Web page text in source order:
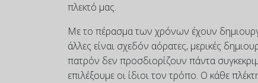
πλεκτό μας.
Με το πέρασμα των χρόνων έχουν
άλλες είναι σχεδόν αόρατες, μερικές
πατρόν δεν προσδιορίζουν πάντα
επιλέξουμε οι ίδιοι τον τρόπο. Ο κάθε